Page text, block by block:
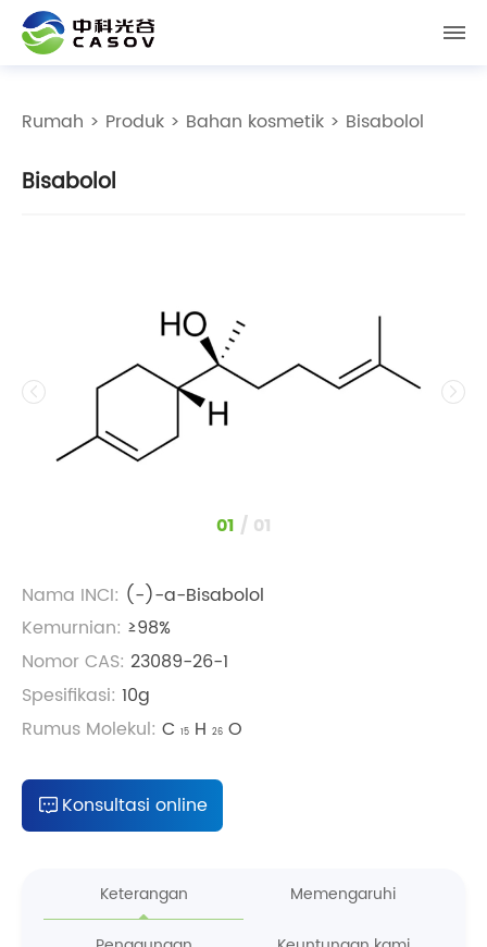
Rumah > Produk > Bahan kosmetik > Bisabolol
Bisabolol
1 / 1
Nama INCI: (-)-a-Bisabolol
Kemurnian: ≥98%
Nomor CAS: 23089-26-1
Spesifikasi: 10g
Rumus Molekul: C 15 H 26 O
Konsultasi online
Keterangan Memengaruhi